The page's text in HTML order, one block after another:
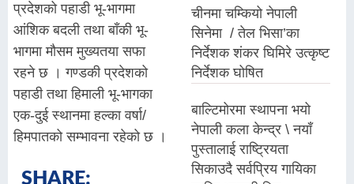
प्रदेशको पहाडी भू-भागमा
आंशिक बदली तथा बाँकी भू-
भागमा मौसम मुख्यतया सफा
रहने छ । गण्डकी प्रदेशको
पहाडी तथा हिमाली भू-भागका
एक-दुई स्थानमा हल्का वर्षा/
हिमपातको सम्भावना रहेको छ ।
SHARE:
चीनमा चम्कियो नेपाली
सिनेमा / तेल भिसा’का
निर्देशक शंकर घिमिरे उत्कृष्ट
निर्देशक घोषित
बाल्टिमोरमा स्थापना भयो
नेपाली कला केन्द्र \ नयाँ
पुस्तालाई राष्ट्रियता
सिकाउदै सर्वप्रिय गायिका